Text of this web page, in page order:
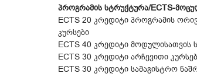
პროგრამის სტრუქტურა/ECTS-
ECTS 20 კრედიტი პროგრამის
კურსები
ECTS 40 კრედიტი მოდულისათვის
ECTS 30 კრედიტი არჩევითი
ECTS 30 კრედიტი სამაგისტრო